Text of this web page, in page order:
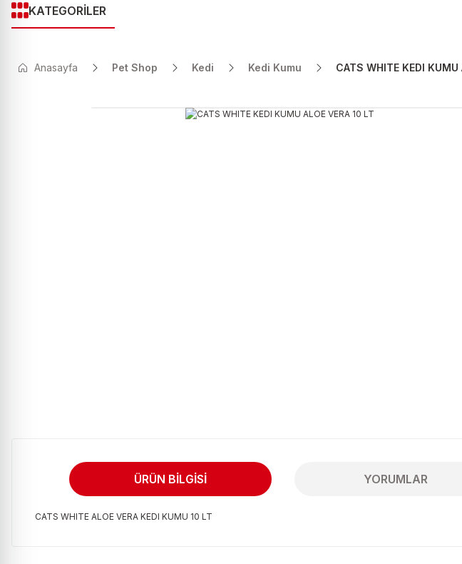
KATEGORİLER
Anasayfa Pet Shop Kedi Kedi Kumu CATS WHITE KEDI KUMU
ÜRÜN BILGISI YORUMLAR
CATS WHITE ALOE VERA KEDI KUMU 10 LT